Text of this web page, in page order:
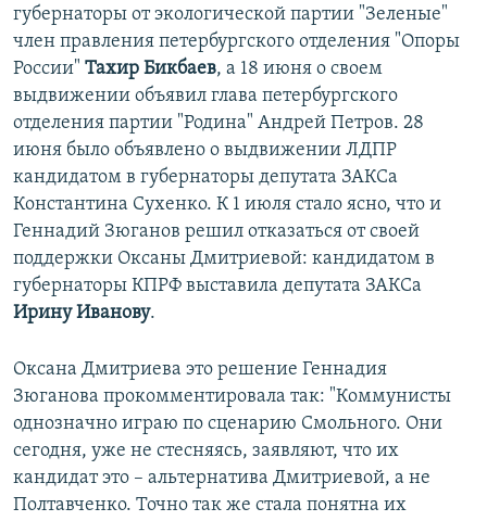
губернаторы от экологической партии "Зеленые"
член правления петербургского отделения "Опоры
России" Тахир Бикбаев, а 18 июня о своем
выдвижении объявил глава петербургского
отделения партии "Родина" Андрей Петров. 28
июня было объявлено о выдвижении ЛДПР
кандидатом в губернаторы депутата ЗАКСа
Константина Сухенко. К 1 июля стало ясно, что и
Геннадий Зюганов решил отказаться от своей
поддержки Оксаны Дмитриевой: кандидатом в
губернаторы КПРФ выставила депутата ЗАКСа
Ирину Иванову.
Оксана Дмитриева это решение Геннадия
Зюганова прокомментировала так: "Коммунисты
однозначно играю по сценарию Смольного. Они
сегодня, уже не стесняясь, заявляют, что их
кандидат это – альтернатива Дмитриевой, а не
Полтавченко. Точно так же стала понятна их